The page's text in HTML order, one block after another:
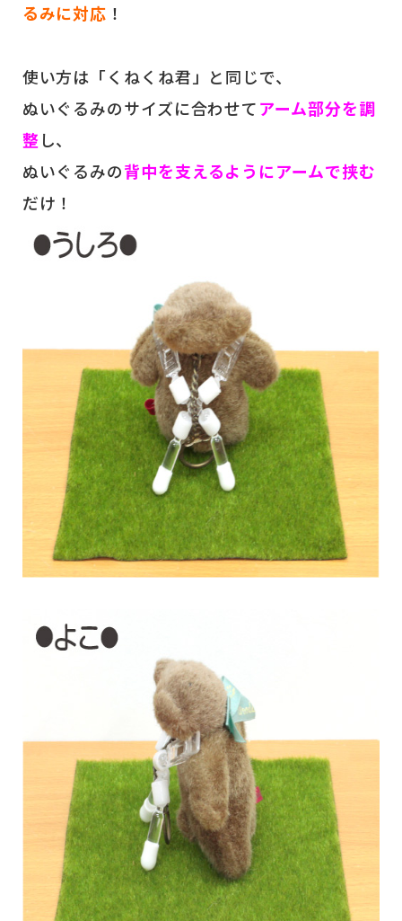
るみに対応 ！
使い方は「くねくね君」と同じで、
ぬいぐるみのサイズに合わせてアーム部分を調
整し、
ぬいぐるみの背中を支えるようにアームで挟む
だけ！